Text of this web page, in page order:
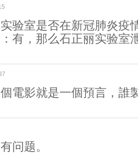
验室是否在新冠肺炎疫
有，那么石正丽实验室
電影就是一個預言，誰
问题。